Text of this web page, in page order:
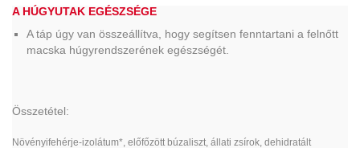
A HÚGYUTAK EGÉSZSÉGE
A táp úgy van összeállítva, hogy segítsen fenntartani a felnőtt
macska húgyrendszerének egészségét.
Összetétel:
Növényifehérje-izolátum*, előfőzött búzaliszt, állati zsírok, dehidratált